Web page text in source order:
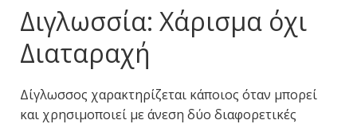
Διγλωσσία: Χάρισμα όχι
Διαταραχή
Δίγλωσσος χαρακτηρίζεται κάποιος όταν μπορεί
και χρησιμοποιεί με άνεση δύο διαφορετικές